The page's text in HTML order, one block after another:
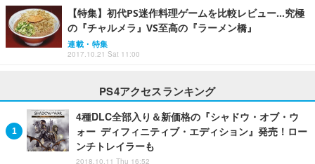
【特集】初代PS迷作料理ゲームを比較レビュー…究極
の『チャルメラ』VS至高の『ラーメン橋』
連載・特集
2017.10.21 Sat 11:00
PS4アクセスランキング
4種DLC全部入り＆新価格の『シャドウ・オブ・ウ
ォー ディフィニティブ・エディション』発売！ロー
ンチトレイラーも
2018.10.11 Thu 16:52